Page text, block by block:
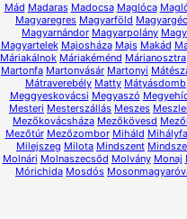
Mád Madaras Madocsa Maglóca
Magyaregres Magyarföld Magyargéc
Magyarnándor Magyarpolány
Magyartelek Majosháza Majs Makád
Máriakálnok Máriakéménd Márianosztra
Martonfa Martonvásár Martonyi
Mátraverebély Matty Mátyásdomb
Meggyeskovácsi Megyaszó
Mesteri Mesterszállás Meszes
Mezőkovácsháza Mezőkövesd
Mezőtúr Mezőzombor Miháld Mihályfa
Milejszeg Milota Mindszent
Molnári Molnaszecsőd Molvány Monaj
Mórichida Mosdós